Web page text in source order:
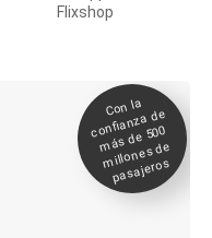
Flixshop
Con la
confianza de
más de 500
millones de
pasajeros